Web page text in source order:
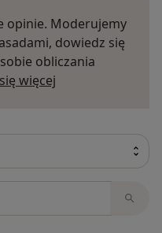
opinie. Moderujemy
dowiedz się
obliczania
więcej